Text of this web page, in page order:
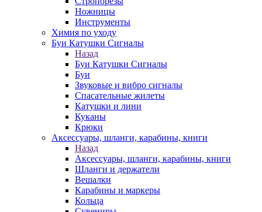
Ножницы
Инструменты
Химия по уходу
Буи Катушки Сигналы
Назад
Буи Катушки Сигналы
Буи
Звуковые и вибро сигналы
Спасательные жилеты
Катушки и лини
Куканы
Крюки
Аксессуары, шланги, карабины, книги
Назад
Аксессуары, шланги, карабины, книги
Шланги и держатели
Вешалки
Карабины и маркеры
Кольца